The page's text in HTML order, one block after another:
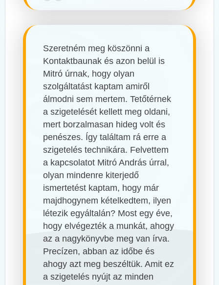
Szeretném meg köszönni a
Kontaktbaunak és azon belül is
Mitró úrnak, hogy olyan
szolgáltatást kaptam amiről
álmodni sem mertem. Tetőtérnek
a szigetelését kellett meg oldani,
mert borzalmasan hideg volt és
penészes. Így találtam rá erre a
szigetelés technikára. Felvettem
a kapcsolatot Mitró András úrral,
olyan mindenre kiterjedő
ismertetést kaptam, hogy már
majdhogynem kételkedtem, ilyen
létezik egyáltalán? Most egy éve,
hogy elvégezték a munkát, ahogy
az a nagykönyvbe meg van írva.
Precízen, abban az időbe és
ahogy azt meg beszéltük. Amit ez
a szigetelés nyújt az minden